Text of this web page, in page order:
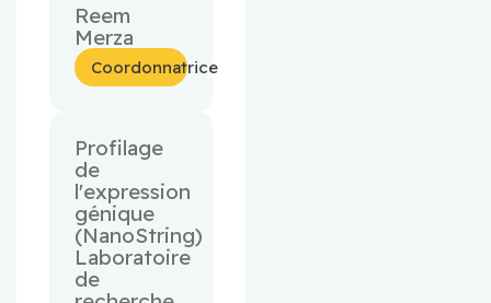
Reem
Merza
Coordonnatrice
Profilage
de
l'expression
génique
(NanoString)
Laboratoire
de